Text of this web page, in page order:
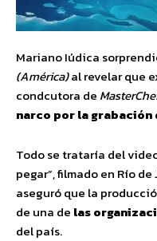
Mariano Iúdica
(América)al revelar que
condcutora de
narco por la grabación
Todo se trataría del
pegar”, filmado en Río
aseguró que la
de una de las
del país.